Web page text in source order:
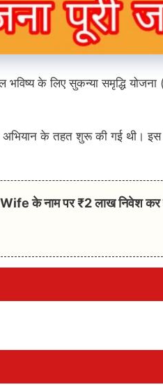
भविष्य के लिए सुकन्या समृद्धि
के तहत शुरू की गई थी। इस
के नाम पर ₹2 लाख निवेश कर